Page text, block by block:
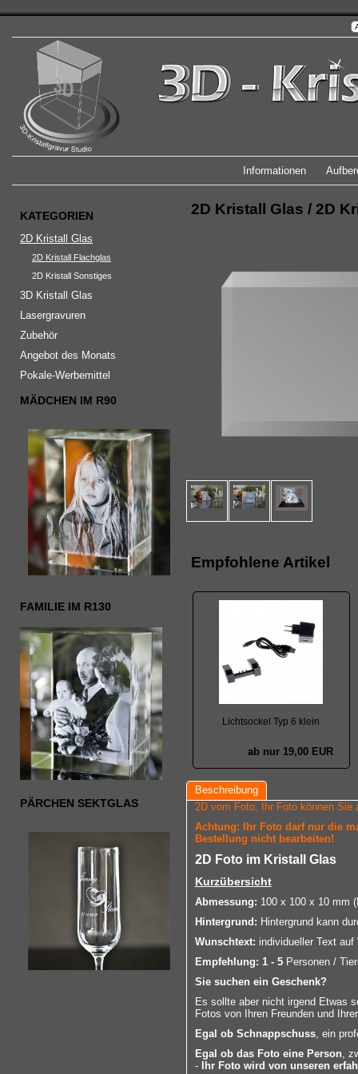
Informationen
KATEGORIEN
2D Kristall Glas
2D Kristall Flachglas
2D Kristall Sonstiges
3D Kristall Glas
Lasergravuren
Zubehör
Angebot des Monats
Pokale-Werbemittel
MÄDCHEN IM R90
FAMILIE IM R130
PÄRCHEN SEKTGLAS
2D Kristall Glas / 2D
Empfohlene Artikel
Lichtsockel Typ 6 klein
ab nur 19,00 EUR
Beschreibung
2D vom Foto, Ihr Foto können Sie
Achtung: Ihr Foto darf nur die
Bestellung nicht bearbeiten!
2D Foto im Kristall Glas
Kurzübersicht
Abmessung: 100 x 100 x 10 mm
Hintergrund: Hintergrund kann
Wunschtext: individueller Text
Empfehlung: 1 - 5Personen /
Sie suchen ein Geschenk?
Es sollte aber nicht irgend Etwas
Fotos von Ihren Freunden und
Egal ob Schnappschuss, ein
Egal ob das Foto eine Person,
-
Ihr Foto wird von unseren